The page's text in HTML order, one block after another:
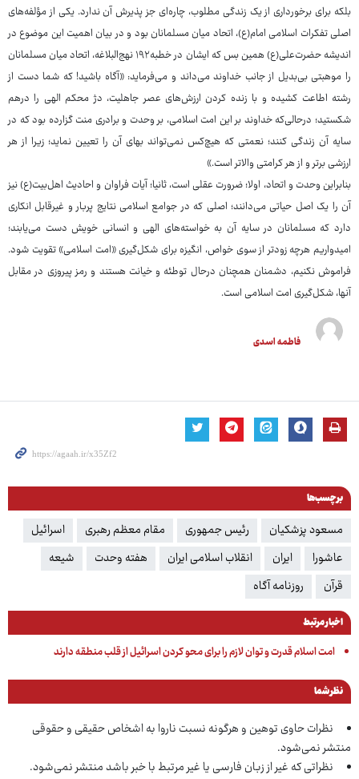
بلکه برای برخورداری از یک زندگی مطلوب، چاره‌ای جز پذیرش آن ندارد. یکی از مؤلفه‌های
اصلی تفکرات اسلامی امام(ع)، اتحاد میان مسلمانان بود و در بیان اهمیت این موضوع در
اندیشه حضرت‌علی(ع) همین بس که ایشان در خطبه۱۹۲ نهج‌البلاغه، اتحاد میان مسلمانان
را موهبتی بی‌بدیل از جانب خداوند می‌داند و می‌فرماید: «آگاه باشید! که شما دست از
رشته اطاعت کشیده و با زنده کردن ارزش‌های عصر جاهلیت، دژ محکم الهی را درهم
شکستید؛ درحالی‌که خداوند بر این امت اسلامی، بر وحدت و برادری منت گزارده بود که در
سایه آن زندگی کنند؛ نعمتی که هیچ‌کس نمی‌تواند بهای آن را تعیین نماید؛ زیرا از هر
ارزشی برتر و از هر کرامتی والاتر است.»
بنابراین وحدت و اتحاد، اولا؛ ضرورت عقلی است، ثانیا؛ آیات فراوان و احادیث اهل‌بیت(ع) نیز
آن را یک اصل حیاتی می‌دانند؛ اصلی که در جوامع اسلامی نتایج پربار و غیرقابل انکاری
دارد که مسلمانان در سایه آن به خواسته‌های الهی و انسانی خویش دست می‌یابند؛
امیدواریم هرچه زودتر از سوی خواص، انگیزه برای شکل‌گیری «امت اسلامی» تقویت شود.
فراموش نکنیم، دشمنان همچنان درحال توطئه و خیانت هستند و رمز پیروزی در مقابل
آنها، شکل‌گیری امت اسلامی است.
فاطمه اسدی
برچسب‌ها
مسعود پزشکیان رئیس جمهوری مقام معظم رهبری
اسرائیل
عاشورا
ایران انقلاب اسلامی ایران هفته وحدت
شیعه
قرآن
روزنامه آگاه
اخبار مرتبط
امت اسلام قدرت و توان لازم را برای محو کردن اسرائیل از قلب منطقه دارند
نظر شما
نظرات حاوی توهین و هرگونه نسبت ناروا به اشخاص حقیقی و حقوقی
منتشر نمی‌شود.
نظراتی که غیر از زبان فارسی یا غیر مرتبط با خبر باشد منتشر نمی‌شود.